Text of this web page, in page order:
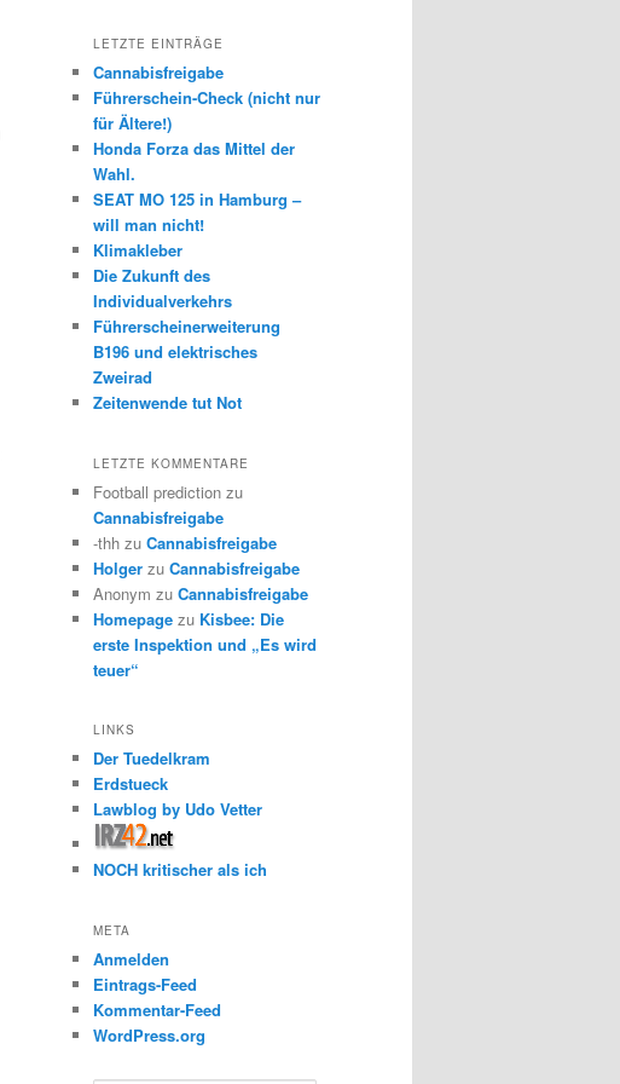
LETZTE EINTRÄGE
Cannabisfreigabe
Führerschein-Check (nicht nur
für Ältere!)
Honda Forza das Mittel der
Wahl.
SEAT MO 125 in Hamburg –
will man nicht!
Klimakleber
Die Zukunft des
Individualverkehrs
Führerscheinerweiterung
B196 und elektrisches
Zweirad
Zeitenwende tut Not
LETZTE KOMMENTARE
Football prediction zu
Cannabisfreigabe
-thh zu Cannabisfreigabe
Holger zu Cannabisfreigabe
Anonym zu Cannabisfreigabe
Homepage zu Kisbee: Die
erste Inspektion und „Es wird
teuer“
LINKS
Der Tuedelkram
Erdstueck
Lawblog by Udo Vetter
NOCH kritischer als ich
META
Anmelden
Eintrags-Feed
Kommentar-Feed
WordPress.org